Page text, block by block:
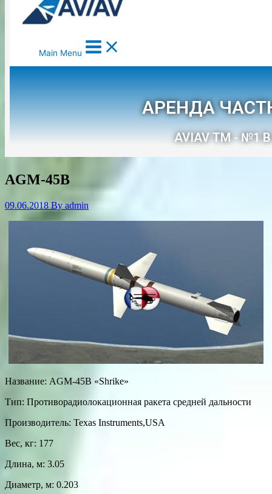
AGM-45B
09.06.2018 By admin
Название: AGM-45В «Shrike»
Тип: Противорадиолокационная ракета средней дальности
Производитель: Texas Instruments,USA
Вес, кг: 177
Длина, м: 3.05
Диаметр, м: 0.203